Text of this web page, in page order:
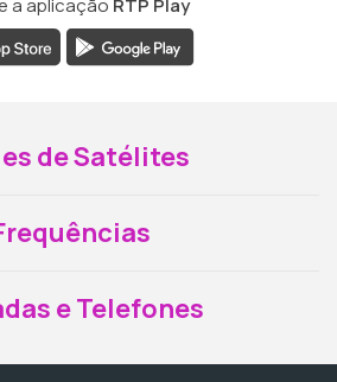
a aplicação RTP Play
de Satélites
e Telefones